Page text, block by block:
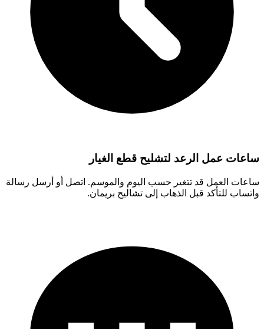
ساعات عمل الرعد لتشليح قطع الغيار
ساعات العمل قد تتغير حسب اليوم والموسم. اتصل أو أرسل رسالة
واتساب للتأكد قبل الذهاب إلى تشاليح بريمان.